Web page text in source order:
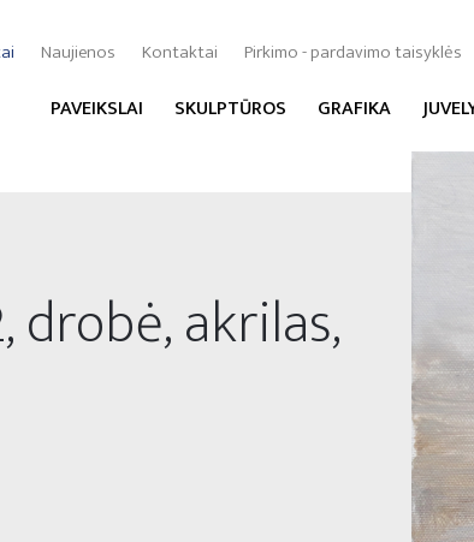
Naujienos Kontaktai Pirkimo - pardavimo taisyklės
PAVEIKSLAI SKULPTŪROS GRAFIKA
drobė, akrilas,